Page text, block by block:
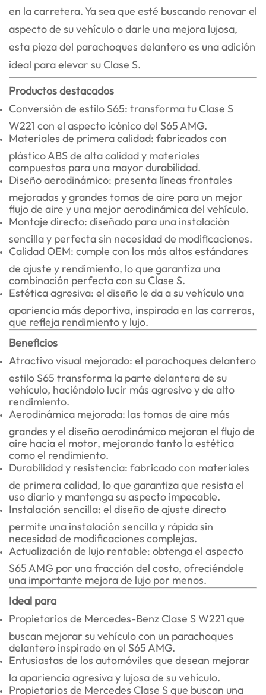
en la carretera. Ya sea que esté buscando renovar el
aspecto de su vehículo o darle una mejora lujosa,
esta pieza del parachoques delantero es una adición
ideal para elevar su Clase S.
Productos destacados
Conversión de estilo S65: transforma tu Clase S
W221 con el aspecto icónico del S65 AMG.
Materiales de primera calidad: fabricados con
plástico ABS de alta calidad y materiales
compuestos para una mayor durabilidad.
Diseño aerodinámico: presenta líneas frontales
mejoradas y grandes tomas de aire para un mejor
flujo de aire y una mejor aerodinámica del vehículo.
Montaje directo: diseñado para una instalación
sencilla y perfecta sin necesidad de modificaciones.
Calidad OEM: cumple con los más altos estándares
de ajuste y rendimiento, lo que garantiza una
combinación perfecta con su Clase S.
Estética agresiva: el diseño le da a su vehículo una
apariencia más deportiva, inspirada en las carreras,
que refleja rendimiento y lujo.
Beneficios
Atractivo visual mejorado: el parachoques delantero
estilo S65 transforma la parte delantera de su
vehículo, haciéndolo lucir más agresivo y de alto
rendimiento.
Aerodinámica mejorada: las tomas de aire más
grandes y el diseño aerodinámico mejoran el flujo de
aire hacia el motor, mejorando tanto la estética
como el rendimiento.
Durabilidad y resistencia: fabricado con materiales
de primera calidad, lo que garantiza que resista el
uso diario y mantenga su aspecto impecable.
Instalación sencilla: el diseño de ajuste directo
permite una instalación sencilla y rápida sin
necesidad de modificaciones complejas.
Actualización de lujo rentable: obtenga el aspecto
S65 AMG por una fracción del costo, ofreciéndole
una importante mejora de lujo por menos.
Ideal para
Propietarios de Mercedes-Benz Clase S W221 que
buscan mejorar su vehículo con un parachoques
delantero inspirado en el S65 AMG.
Entusiastas de los automóviles que desean mejorar
la apariencia agresiva y lujosa de su vehículo.
Propietarios de Mercedes Clase S que buscan una